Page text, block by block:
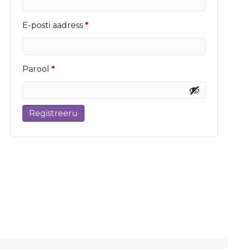
E-posti aadress *Nõutud
Parool *Nõutud
Registreeru